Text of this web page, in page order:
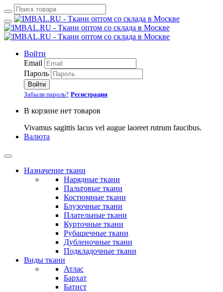
Войти
Email
Пароль
Войти
Забыли пароль? Регистрация
В корзине нет товаров
Vivamus sagittis lacus vel augue laoreet rutrum faucibus.
Валюта
Назначение ткани
Нарядные ткани
Пальтовые ткани
Костюмные ткани
Блузочные ткани
Плательные ткани
Курточные ткани
Рубашечные ткани
Дубленочные ткани
Подкладочные ткани
Виды ткани
Атлас
Бархат
Батист